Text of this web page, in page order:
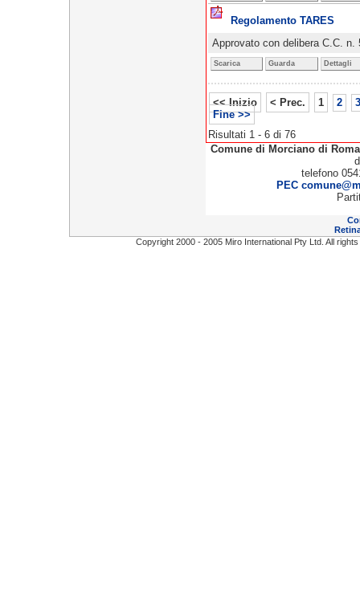
Regolamento TARES
Approvato con delibera C.C.
Scarica Guarda Dettagli
<< Inizio < Prec. 1 2
3
Fine >>
Risultati 1 - 6 di 76
Comune di Morciano di
telefono
PEC
Copyright 2000 - 2005 Miro International Pty Ltd. All